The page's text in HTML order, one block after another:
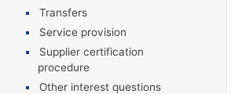
Transfers
Service provision
Supplier certification
procedure
Other interest questions